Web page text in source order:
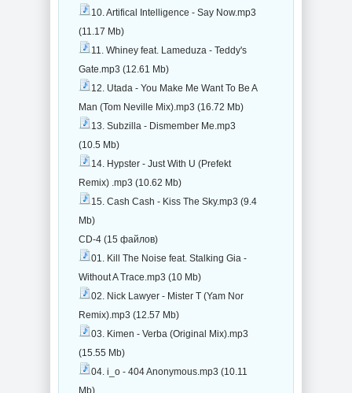
10. Artifical Intelligence - Say Now.mp3
(11.17 Mb)
11. Whiney feat. Lameduza - Teddy's
Gate.mp3 (12.61 Mb)
12. Utada - You Make Me Want To Be A
Man (Tom Neville Mix).mp3 (16.72 Mb)
13. Subzilla - Dismember Me.mp3
(10.5 Mb)
14. Hypster - Just With U (Prefekt
Remix) .mp3 (10.62 Mb)
15. Cash Cash - Kiss The Sky.mp3 (9.4
Mb)
CD-4 (15 файлов)
01. Kill The Noise feat. Stalking Gia -
Without A Trace.mp3 (10 Mb)
02. Nick Lawyer - Mister T (Yam Nor
Remix).mp3 (12.57 Mb)
03. Kimen - Verba (Original Mix).mp3
(15.55 Mb)
04. i_o - 404 Anonymous.mp3 (10.11
Mb)